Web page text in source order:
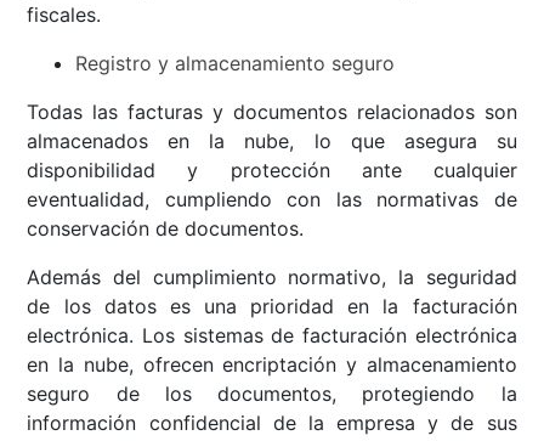
fiscales.
Registro y almacenamiento seguro
Todas las facturas y documentos relacionados son
almacenados en la nube, lo que asegura su
disponibilidad y protección ante cualquier
eventualidad, cumpliendo con las normativas de
conservación de documentos.
Además del cumplimiento normativo, la seguridad
de los datos es una prioridad en la facturación
electrónica. Los sistemas de facturación electrónica
en la nube, ofrecen encriptación y almacenamiento
seguro de los documentos, protegiendo la
información confidencial de la empresa y de sus